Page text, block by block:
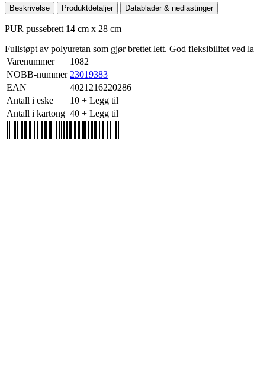
Mer produktdetaljer
Beskrivelse Produktdetaljer Datablader & nedlastinger
PUR pussebrett 14 cm x 28 cm
Fullstøpt av polyuretan som gjør brettet lett. God fleksibilitet ved
Varenummer
1082
NOBB-nummer 23019383
EAN
4021216220286
Antall i eske
10 + Legg til
Antall i kartong 40 + Legg til